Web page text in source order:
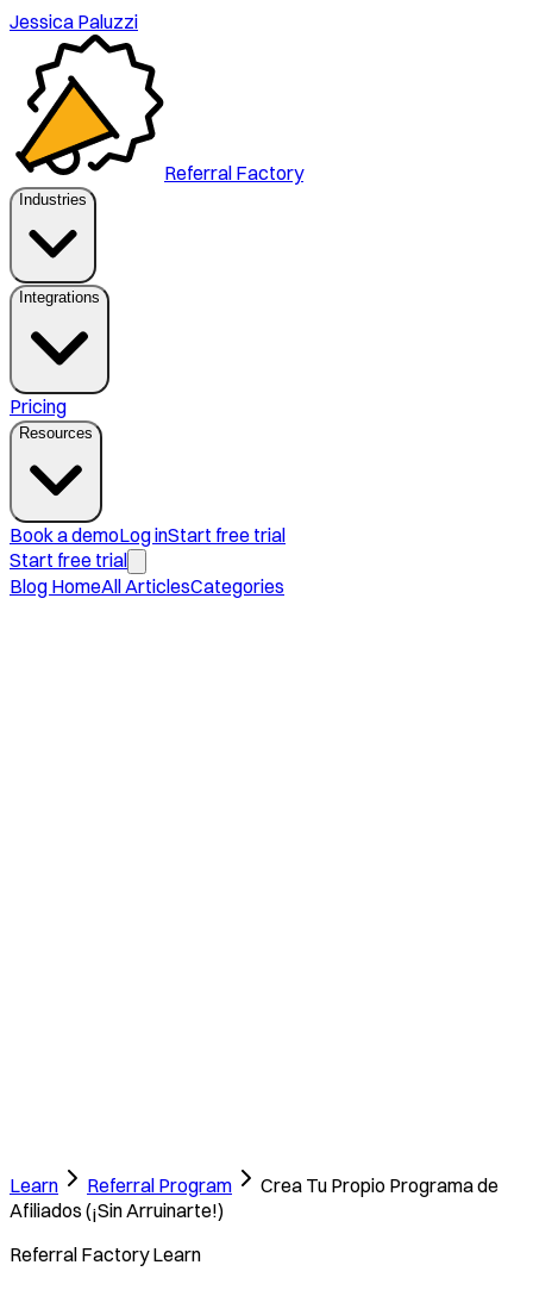
Jessica Paluzzi
Referral Factory
Industries
Integrations
Pricing
Resources
Book a demoLog inStart free trial
Start free trial
Blog HomeAll ArticlesCategories
Learn Referral Program
Crea Tu Propio Programa de
Afiliados (¡Sin Arruinarte!)
Referral Factory Learn